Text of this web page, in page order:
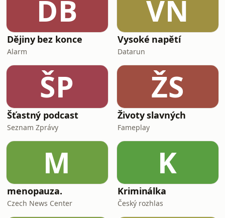
DB
Dějiny bez konce
Alarm
VN
Vysoké napětí
Datarun
ŠP
Šťastný podcast
Seznam Zprávy
ŽS
Životy slavných
Fameplay
M
menopauza.
Czech News Center
K
Kriminálka
Český rozhlas